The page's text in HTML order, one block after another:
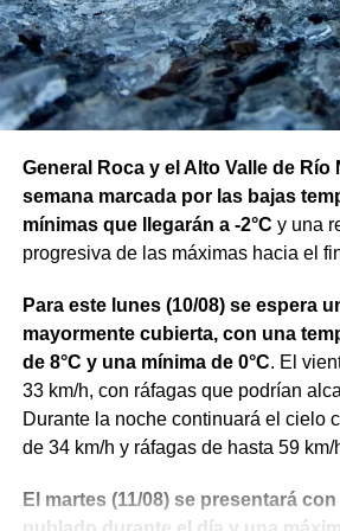
alcohol, incluso en pequeñas
riesgo de protagonizar siniestros
consecuencias para todos los
Por este motivo, recomendaron
alcohol antes de conducir o designar
responsable.
General Roca y el Alto Valle de
semana marcada por las bajas
mínimas que llegarán a -2°C y una
progresiva de las máximas hacia el
Para este lunes (10/08) se espera
mayormente cubierta, con una
de 8°C y una mínima de 0°C. El
33 km/h, con ráfagas que podrían
Durante la noche continuará el cielo
de 34 km/h y ráfagas de hasta 59 km/
El martes (11/08) se presentará